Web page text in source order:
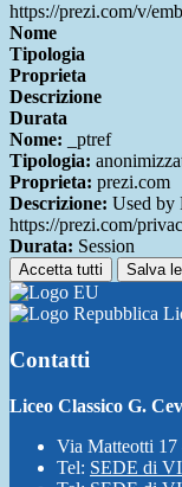
https://prezi.com/v/
Nome
Tipologia
Proprieta
Descrizione
Durata
Nome: _ptref
Tipologia:
Proprieta: prezi.com
Descrizione: Used by
https://prezi.com/
Durata: Session
Accetta tutti Salva
Contatti
Liceo Classico G.
Via Matteotti 17
Tel: SEDE di